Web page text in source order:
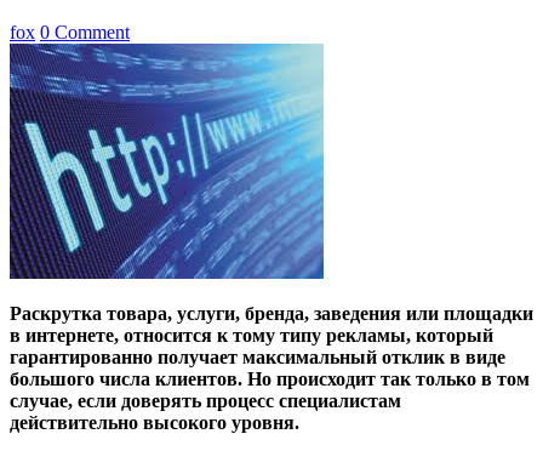
fox 0 Comment
Раскрутка товара, услуги, бренда, заведения или площадки
в интернете, относится к тому типу рекламы, который
гарантированно получает максимальный отклик в виде
большого числа клиентов. Но происходит так только в том
случае, если доверять процесс специалистам
действительно высокого уровня.